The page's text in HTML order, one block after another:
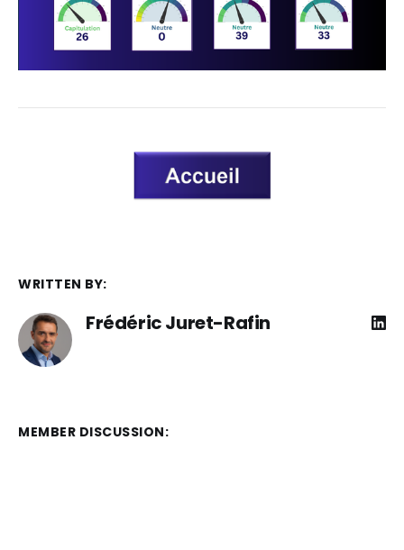
WRITTEN BY:
Frédéric Juret-Rafin
MEMBER DISCUSSION: